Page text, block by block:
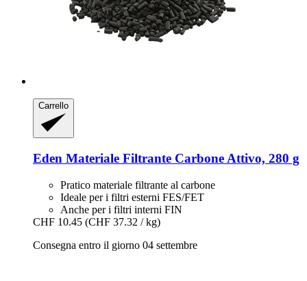
Carrello
Eden Materiale Filtrante Carbone Attivo, 280 g
Pratico materiale filtrante al carbone
Ideale per i filtri esterni FES/FET
Anche per i filtri interni FIN
CHF 10.45 (CHF 37.32 / kg)
Consegna entro il giorno 04 settembre